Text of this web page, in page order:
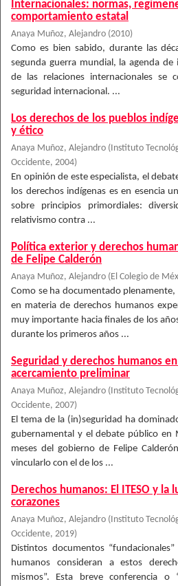
Internacionales: normas,
comportamiento estatal
Anaya Muñoz, Alejandro (2010)
Como es bien sabido, durante las
segunda guerra mundial, la agenda de
de las relaciones internacionales se
seguridad internacional. ...
Los derechos de los pueblos
y ético
Anaya Muñoz, Alejandro ( Instituto
Occidente, 2004)
En opinión de este especialista, el
los derechos indígenas es en esencia
sobre principios primordiales:
relativismo contra ...
Política exterior y derechos
de Felipe Calderón
Anaya Muñoz, Alejandro ( El Colegio de
Como se ha documentado
en materia de derechos humanos
muy importante hacia finales de los
durante los primeros años ...
Seguridad y derechos humanos
acercamiento preliminar
Anaya Muñoz, Alejandro ( Instituto
Occidente, 2007)
El tema de la (in)seguridad ha
gubernamental y el debate público en
meses del gobierno de Felipe
vincularlo con el de los ...
Derechos humanos: El ITESO y la
corazones
Anaya Muñoz, Alejandro ( Instituto
Occidente, 2019)
Distintos documentos
humanos consideran a estos
mismos”. Esta breve conferencia o